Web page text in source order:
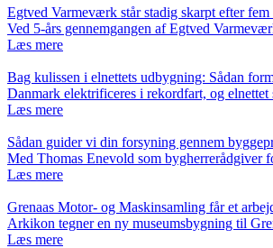
Egtved Varmeværk står stadig skarpt efter fem
Ved 5-års gennemgangen af Egtved
Læs mere
Bag kulissen i elnettets udbygning: Sådan
Danmark elektrificeres i rekordfart, og
Læs mere
Sådan guider vi din forsyning gennem
Med Thomas Enevold som bygherrerådgiver
Læs mere
Grenaas Motor- og Maskinsamling får et
Arkikon tegner en ny museumsbygning til
Læs mere